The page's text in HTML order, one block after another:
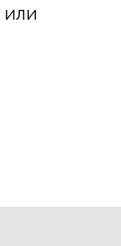
или